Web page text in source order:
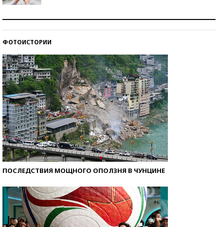
ФОТОИСТОРИИ
ПОСЛЕДСТВИЯ МОЩНОГО ОПОЛЗНЯ В ЧУНЦИНЕ